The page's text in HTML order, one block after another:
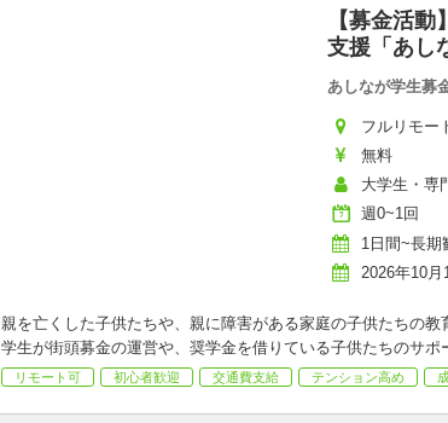
【募金活
支援「あし
あしなが学生募
フルリモー
無料
大学生・専
週0~1回
1日間~長期
2026年10月
親を亡くした子供たちや、親に障害がある家庭の子供たちの
学生が街頭募金の運営や、奨学金を借りている子供たちのサポ
リモート可 初心者歓迎 交通費支給 テンション高め